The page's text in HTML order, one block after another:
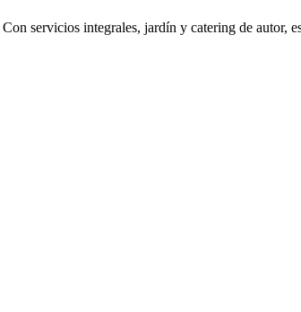
servicios integrales, jardín y catering de autor,